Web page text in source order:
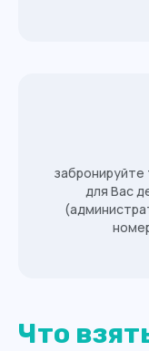
для Вас
Что